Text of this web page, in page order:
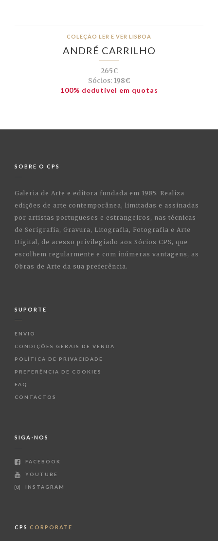
COLEÇÃO LER E VER LISBOA
ANDRÉ CARRILHO
265€
Sócios:198€
100% dedutível em quotas
SOBRE O CPS
Galeria de Arte e editora fundada em 1985. Realiza
edições de arte contemporânea, limitadas e assinadas
por artistas portugueses e estrangeiros, nas técnicas
de Serigrafia, Gravura, Litografia, Fotografia e Arte
Digital, de acesso privilegiado aos Sócios CPS, que
escolhem regularmente e com inúmeras vantagens, as
Obras de Arte da sua preferência.
SUPORTE
ENVIO
CONDIÇÕES GERAIS DE VENDA
POLÍTICA DE PRIVACIDADE
PREFERÊNCIA DE COOKIES
FAQ
CONTACTOS
SIGA-NOS
FACEBOOK
YOUTUBE
INSTAGRAM
CPS CORPORATE